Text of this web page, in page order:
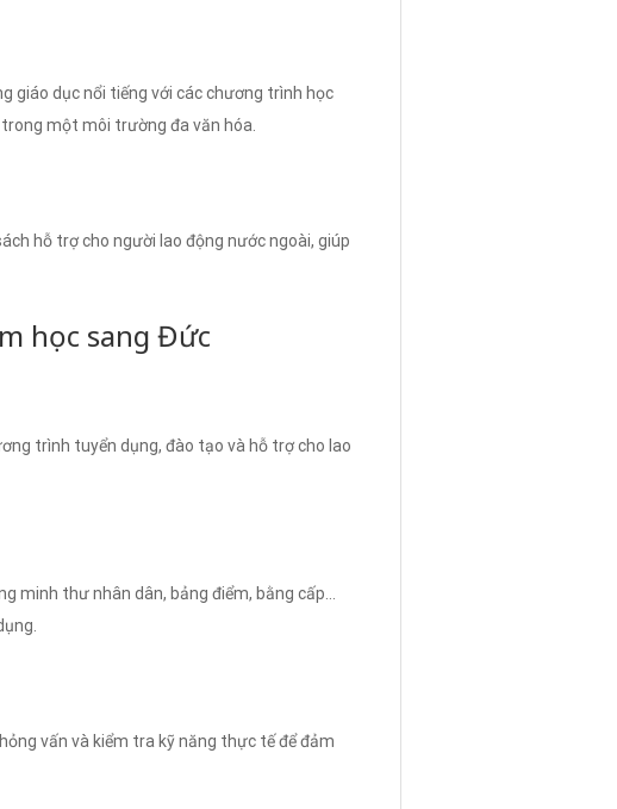
giáo dục nổi tiếng với các chương trình học
một môi trường đa văn hóa.
hỗ trợ cho người lao động nước ngoài, giúp
học sang Đức
trình tuyển dụng, đào tạo và hỗ trợ cho lao
minh thư nhân dân, bảng điểm, bằng cấp…
vấn và kiểm tra kỹ năng thực tế để đảm